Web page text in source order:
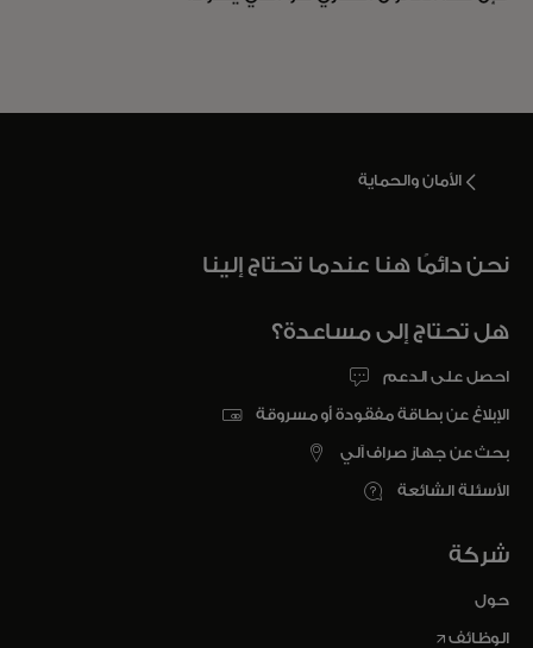
الأمان والحماية
نحن دائمًا هنا عندما تحتاج إلينا
هل تحتاج إلى مساعدة؟
احصل على الدعم
الإبلاغ عن بطاقة مفقودة أو مسروقة
بحث عن جهاز صراف آلي
الأسئلة الشائعة
شركة
حول
الوظائفopens in a new tab